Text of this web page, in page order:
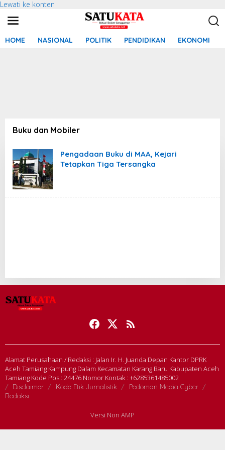
Lewati ke konten
HOME NASIONAL POLITIK PENDIDIKAN EKONOMI
Buku dan Mobiler
Pengadaan Buku di MAA, Kejari
Tetapkan Tiga Tersangka
Alamat Perusahaan / Redaksi : Jalan Ir. H. Juanda Depan Kantor DPRK
Aceh Tamiang Kampung Dalam Kecamatan Karang Baru Kabupaten Aceh
Tamiang Kode Pos : 24476 Nomor Kontak : +6285361485002
Disclaimer Kode Etik Jurnalistik
Pedoman Media Cyber
Redaksi
Versi Non AMP